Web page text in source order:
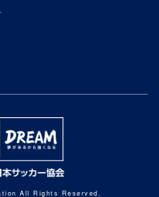
All Rights Reserved.